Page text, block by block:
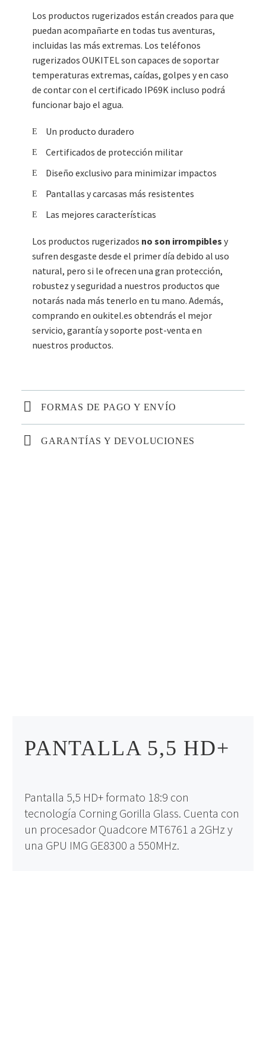
Los productos rugerizados están creados para que
puedan acompañarte en todas tus aventuras,
incluidas las más extremas. Los teléfonos
rugerizados OUKITEL son capaces de soportar
temperaturas extremas, caídas, golpes y en caso
de contar con el certificado IP69K incluso podrá
funcionar bajo el agua.
Un producto duradero
Certificados de protección militar
Diseño exclusivo para minimizar impactos
Pantallas y carcasas más resistentes
Las mejores características
Los productos rugerizados no son irrompibles y
sufren desgaste desde el primer día debido al uso
natural, pero si le ofrecen una gran protección,
robustez y seguridad a nuestros productos que
notarás nada más tenerlo en tu mano. Además,
comprando en oukitel.es obtendrás el mejor
servicio, garantía y soporte post-venta en
nuestros productos.
FORMAS DE PAGO Y ENVÍO
GARANTÍAS Y DEVOLUCIONES
PANTALLA 5,5 HD+
Pantalla 5,5 HD+ formato 18:9 con
tecnología Corning Gorilla Glass. Cuenta con
un procesador Quadcore MT6761 a 2GHz y
una GPU IMG GE8300 a 550MHz.